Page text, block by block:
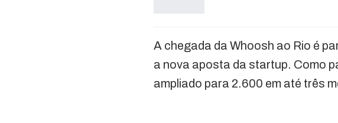
A chegada da Whoosh ao Rio é
a nova aposta da startup. Como
ampliado para 2.600 em até três